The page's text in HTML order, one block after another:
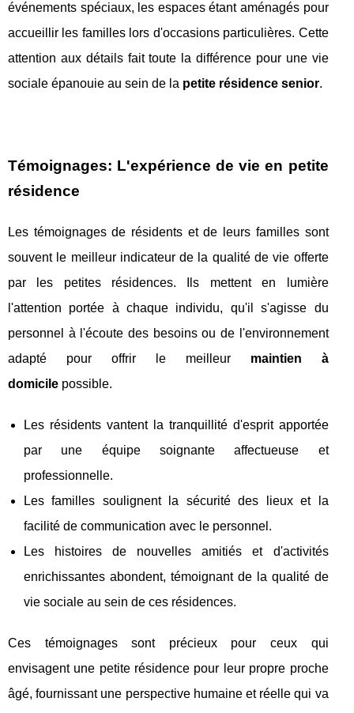
événements spéciaux, les espaces étant aménagés pour
accueillir les familles lors d'occasions particulières. Cette
attention aux détails fait toute la différence pour une vie
sociale épanouie au sein de la petite résidence senior.
Témoignages: L'expérience de vie en petite
résidence
Les témoignages de résidents et de leurs familles sont
souvent le meilleur indicateur de la qualité de vie offerte
par les petites résidences. Ils mettent en lumière
l'attention portée à chaque individu, qu'il s'agisse du
personnel à l'écoute des besoins ou de l'environnement
adapté pour offrir le meilleur maintien à
domicile possible.
Les résidents vantent la tranquillité d'esprit apportée
par une équipe soignante affectueuse et
professionnelle.
Les familles soulignent la sécurité des lieux et la
facilité de communication avec le personnel.
Les histoires de nouvelles amitiés et d'activités
enrichissantes abondent, témoignant de la qualité de
vie sociale au sein de ces résidences.
Ces témoignages sont précieux pour ceux qui
envisagent une petite résidence pour leur propre proche
âgé, fournissant une perspective humaine et réelle qui va